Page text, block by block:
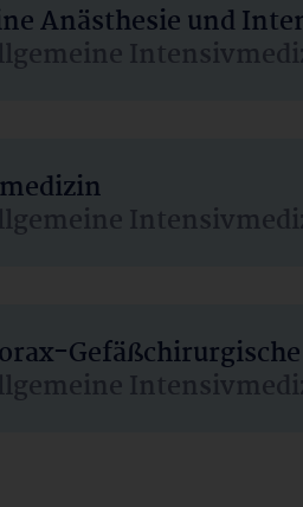
Anästhesie und